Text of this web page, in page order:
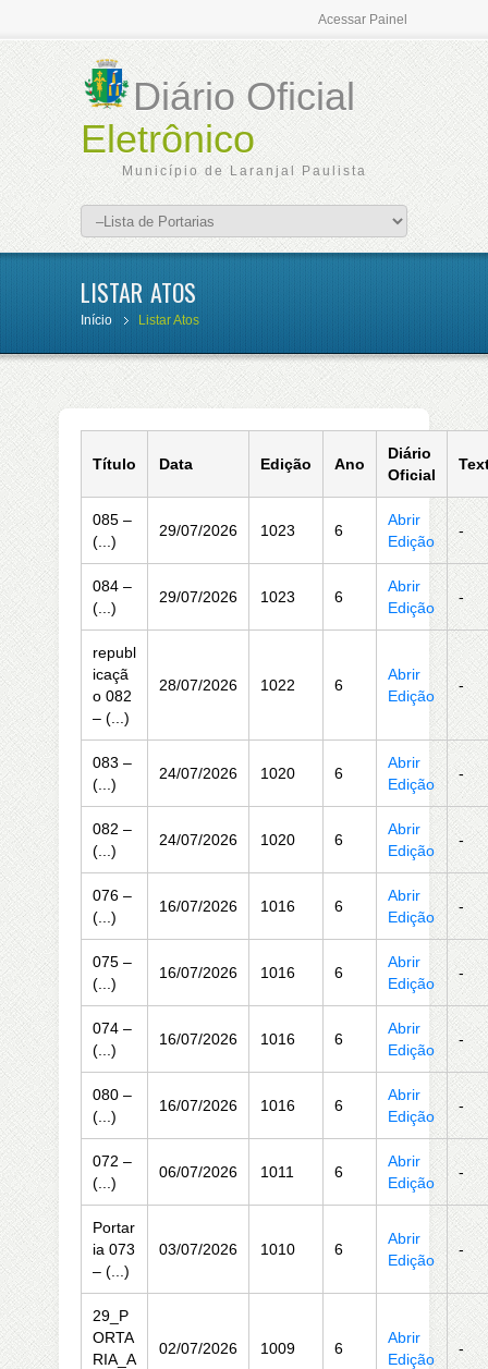
Acessar Painel
Diário Oficial
Eletrônico
Município de Laranjal Paulista
LISTAR ATOS
Início Listar Atos
Título Data Edição Ano
Diário
Oficial
085 –
(...)
29/07/2026 1023 6
Abrir
Edição
-
084 –
(...)
29/07/2026 1023 6
Abrir
Edição
-
republ
icaçã
o 082
– (...)
28/07/2026 1022 6
Abrir
Edição
-
083 –
(...)
24/07/2026 1020 6
Abrir
Edição
-
082 –
(...)
24/07/2026 1020 6
Abrir
Edição
-
076 –
(...)
16/07/2026 1016 6
Abrir
Edição
-
075 –
(...)
16/07/2026 1016 6
Abrir
Edição
-
074 –
(...)
16/07/2026 1016 6
Abrir
Edição
-
080 –
(...)
16/07/2026 1016 6
Abrir
Edição
-
072 –
(...)
06/07/2026 1011 6
Abrir
Edição
-
Portar
ia 073
– (...)
03/07/2026 1010 6
Abrir
Edição
-
29_P
ORTA
RIA_A
02/07/2026 1009 6
Abrir
Edição
-